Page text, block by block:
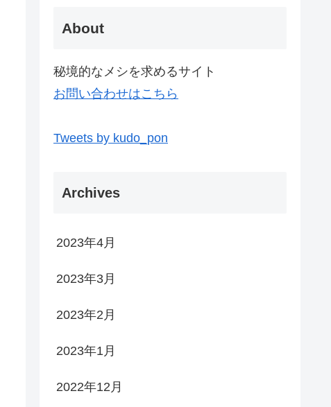
About
秘境的なメシを求めるサイト
お問い合わせはこちら
Tweets by kudo_pon
Archives
2023年4月
2023年3月
2023年2月
2023年1月
2022年12月